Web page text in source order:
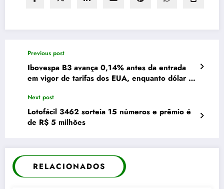
Previous post
Ibovespa B3 avança 0,14% antes da entrada
em vigor de tarifas dos EUA, enquanto dólar se
Next post
Lotofácil 3462 sorteia 15 números e prêmio é
de R$ 5 milhões
RELACIONADOS